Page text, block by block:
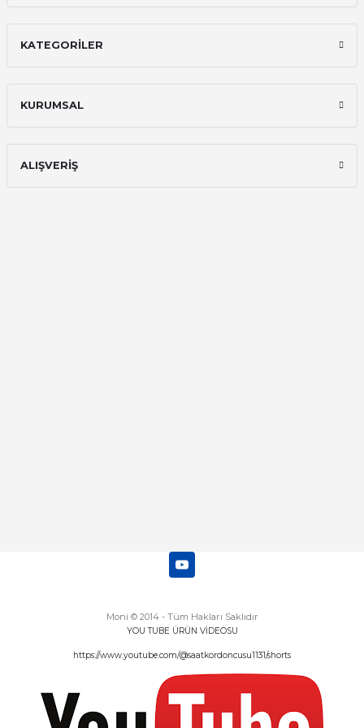
İlk defa alışveriş yaptım ve gayet
KATEGORİLER
KURUMSAL
ALIŞVERİŞ
Moni © 2014 - Tüm Hakları Saklıdır
YOU TUBE ÜRÜN VİDEOSU
https://www.youtube.com/@saatkordoncusu1131/shorts